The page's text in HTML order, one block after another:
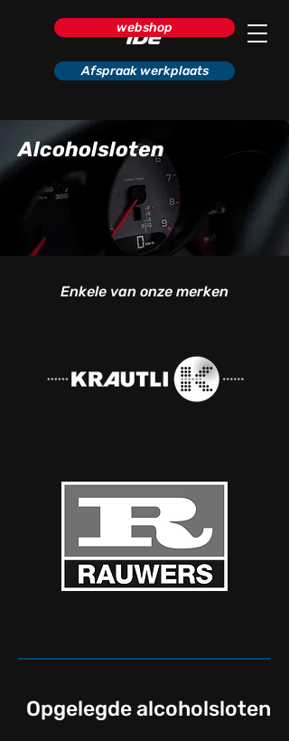
Afspraak werkplaats
webshop
Alcoholsloten
Enkele van onze merken
Opgelegde alcoholsloten